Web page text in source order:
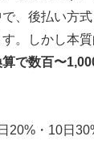
、後払い方
。しかし本
で数百〜
20%・10日